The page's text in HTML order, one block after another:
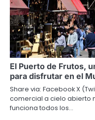
El Puerto de Frutos,
para disfrutar en el
Share via: Facebook X
comercial a cielo abierto
funciona todos los…